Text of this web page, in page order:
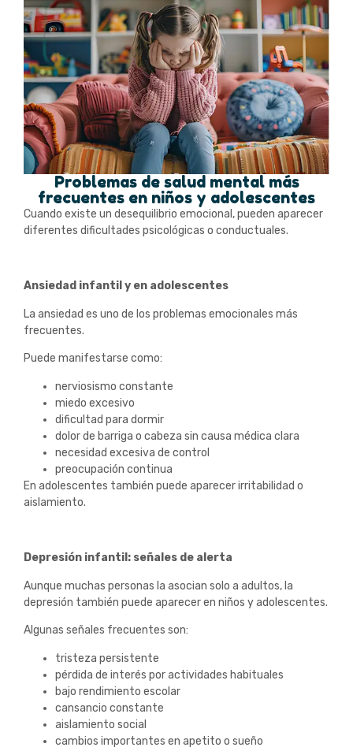
Problemas de salud mental más
frecuentes en niños y adolescentes
Cuando existe un desequilibrio emocional, pueden aparecer
diferentes dificultades psicológicas o conductuales.
Ansiedad infantil y en adolescentes
La ansiedad es uno de los problemas emocionales más
frecuentes.
Puede manifestarse como:
nerviosismo constante
miedo excesivo
dificultad para dormir
dolor de barriga o cabeza sin causa médica clara
necesidad excesiva de control
preocupación continua
En adolescentes también puede aparecer irritabilidad o
aislamiento.
Depresión infantil: señales de alerta
Aunque muchas personas la asocian solo a adultos, la
depresión también puede aparecer en niños y adolescentes.
Algunas señales frecuentes son:
tristeza persistente
pérdida de interés por actividades habituales
bajo rendimiento escolar
cansancio constante
aislamiento social
cambios importantes en apetito o sueño